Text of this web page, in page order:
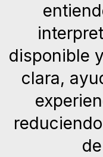
disponible
clara,